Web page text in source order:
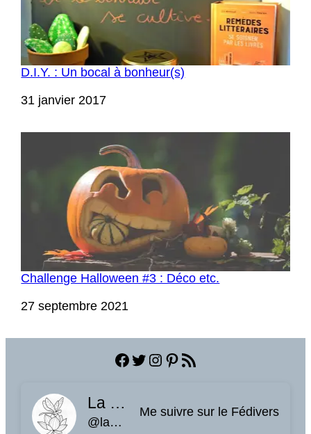
D.I.Y. : Un bocal à bonheur(s)
Date
31 janvier 2017
Challenge Halloween #3 : Déco etc.
Date
27 septembre 2021
Facebook
Twitter
Instagram
Pinterest
Flux RSS
La planque à libellules
@laplanquealibellules.fr@www.laplanquealibellules.fr
Me suivre sur le Fédivers